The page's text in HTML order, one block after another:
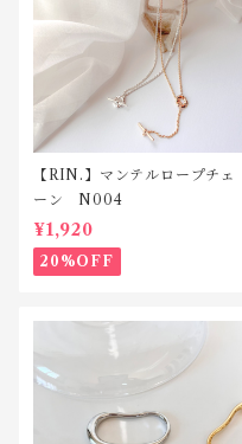
【RIN.】マンテルロープチェ
ーン N004
¥1,920
20%OFF